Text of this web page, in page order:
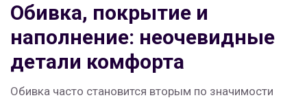
Обивка, покрытие и
наполнение: неочевидные
детали комфорта
Обивка часто становится вторым по значимости